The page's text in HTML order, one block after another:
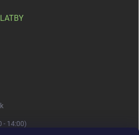
- 14:00)